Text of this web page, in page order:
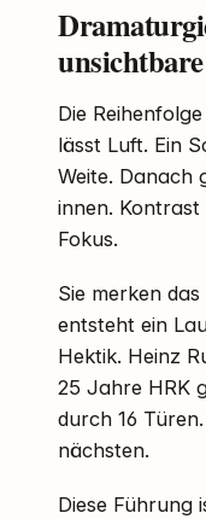
Die
lässt Luft. Ein
Weite. Danach
innen.
Fokus.
Sie merken
entsteht ein
Hektik. Heinz
25 Jahre HRK
durch 16
nächsten.
Diese Führung